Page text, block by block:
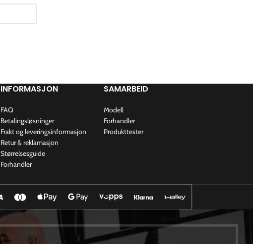
INFORMASJON
FAQ
Betalingsløsninger
Frakt og leveringsinformasjon
Retur & reklamasjon
Størrelsesguide
Forhandler
SAMARBEID
Modell
Forhandler
Produkttester